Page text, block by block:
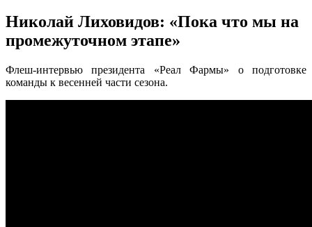
Николай Лиховидов: «Пока что мы на
промежуточном этапе»
Флеш-интервью президента «Реал Фармы» о подготовке
команды к весенней части сезона.